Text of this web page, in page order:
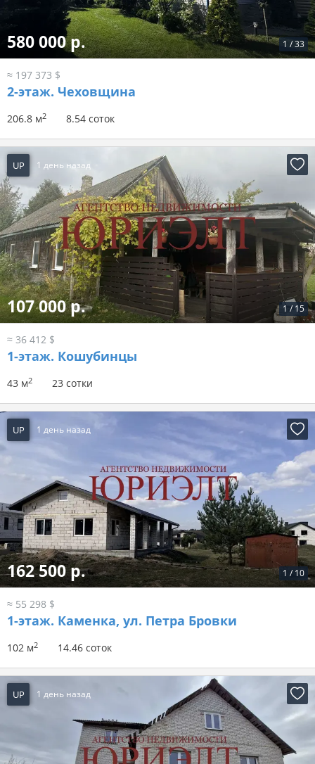
1 /33
580 000 р.
≈ 197 373 $
2-этаж. Чеховщина
206.8 м2 8.54 соток
UP 1 день назад
1 / 15
107 000 р.
≈ 36 412 $
1-этаж. Кошубинцы
43 м2 23 сотки
UP 1 день назад
1 / 10
162 500 р.
≈ 55 298 $
1-этаж. Каменка, ул. Петра Бровки
102 м2 14.46 соток
UP 1 день назад